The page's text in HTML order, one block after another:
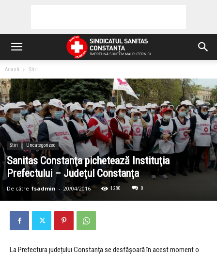
Acasă Știri
Știri Uncategorized
Sanitas Constanţa pichetează Instituţia
Prefectului – Judeţul Constanţa
De către fsadmin - 20/04/2016 1280 0
La Prefectura județului Constanţa se desfăşoară în acest moment o